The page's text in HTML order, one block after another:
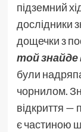
підземний
дослідники
дощечки з
той знайде
були
чорнилом.
відкриття —
є частиною